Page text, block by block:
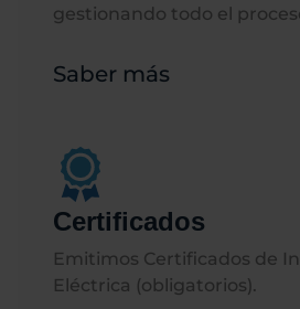
gestionando todo el
Saber más
Certificados
Emitimos Certificados de
Eléctrica (obligatorios).